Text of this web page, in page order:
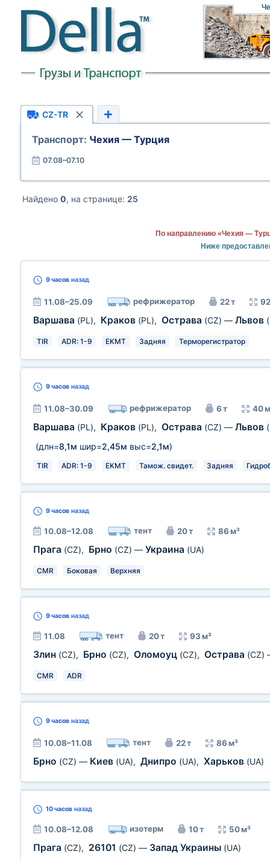
CZ-TR
Транспорт: Чехия — Турция
07.08–07.10
Найдено 0, на странице: 25
По направлению «Чехия —
Ниже
9 часов назад
11.08–25.09 рефрижератор 22 т
Варшава (PL), Краков (PL), Острава (CZ) — Львов
TIR ADR: 1-9 EKMT Задняя Терморегистратор
9 часов назад
11.08–30.09 рефрижератор 6 т 40
Варшава (PL), Краков (PL), Острава (CZ) — Львов
(длн=8,1м шир=2,45м выс=2,1м)
TIR ADR: 1-9 EKMT Тамож. свидет. Задняя
9 часов назад
10.08–12.08 тент 20 т 86 м³
Прага (CZ), Брно (CZ) — Украина (UA)
CMR Боковая Верхняя
9 часов назад
11.08 тент 20 т 93 м³
Злин (CZ), Брно (CZ), Оломоуц (CZ), Острава (CZ)
CMR ADR
9 часов назад
10.08–11.08 тент 22 т 86 м³
Брно (CZ) — Киев (UA), Днипро (UA), Харьков (UA)
10 часов назад
10.08–12.08 изотерм 10 т 50 м³
Прага (CZ), 26101 (CZ) — Запад Украины (UA)